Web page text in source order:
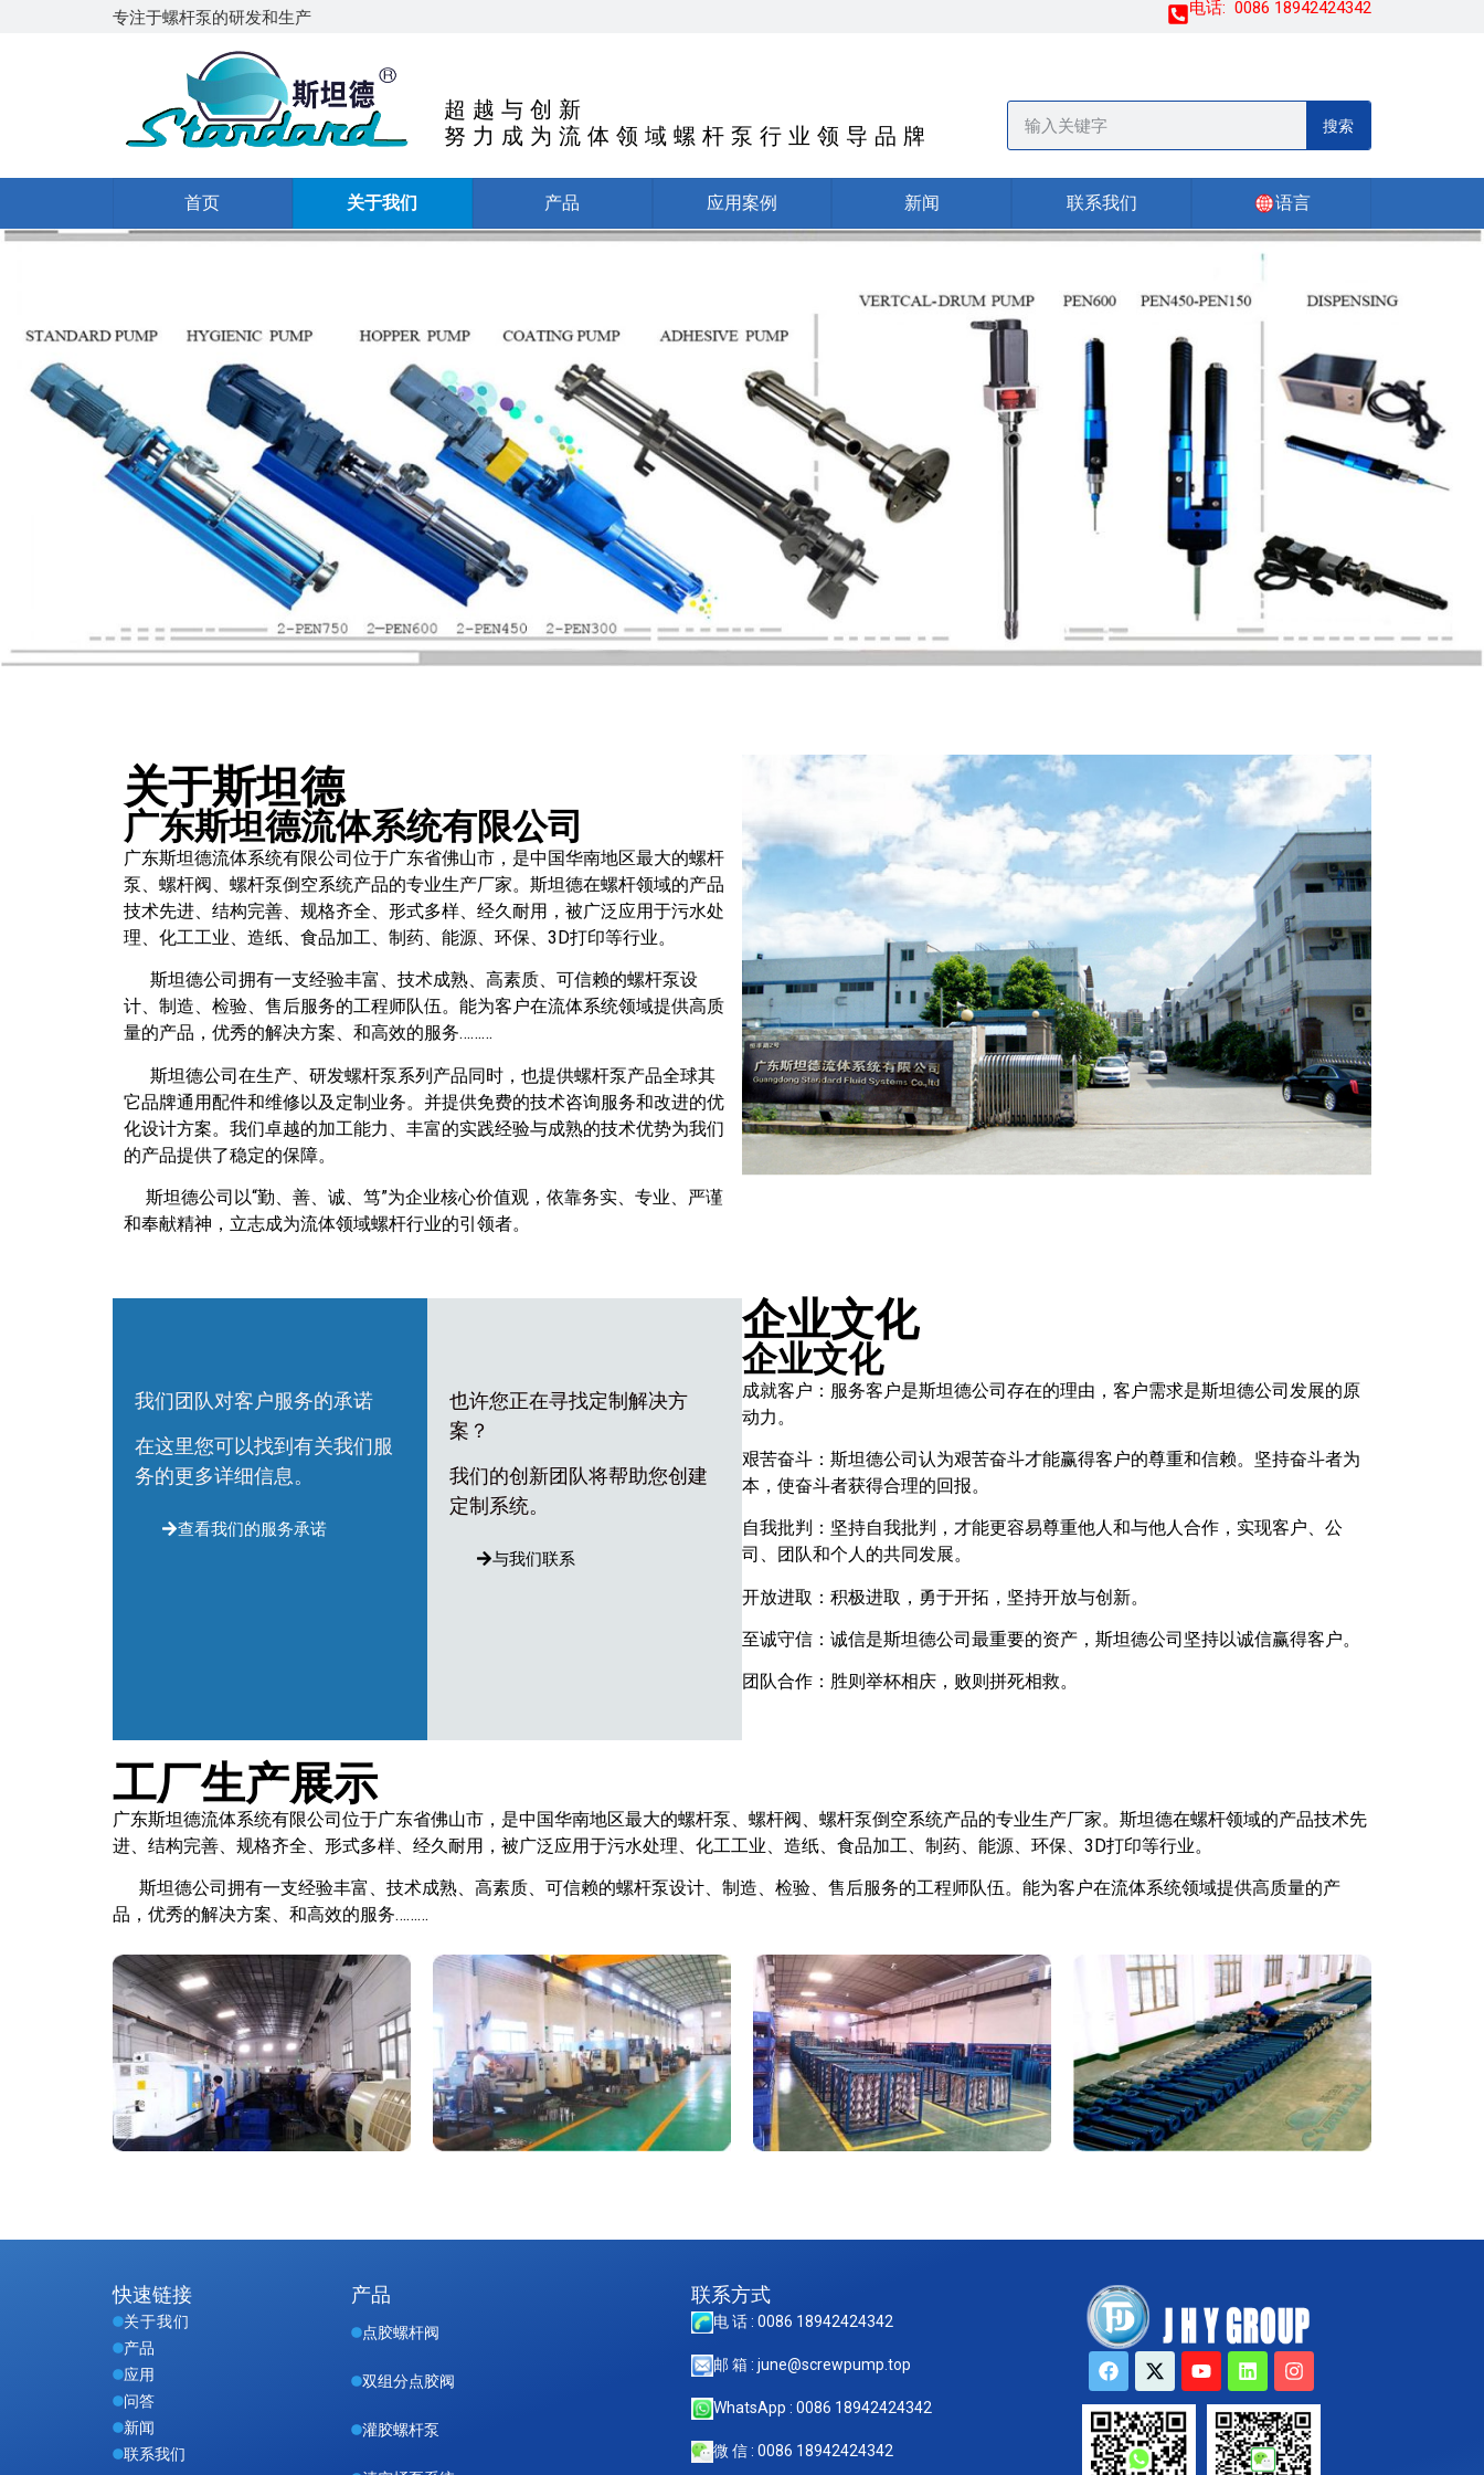
专注于螺杆泵的研发和生产 电话: 0086 18942424342
超 越 与 创 新
努 力 成 为 流 体 领 域 螺 杆 泵 行 业 领 导 品 牌
搜索
首页 关于我们 产品 应用案例 新闻 联系我们 语言
关于斯坦德
广东斯坦德流体系统有限公司
广东斯坦德流体系统有限公司位于广东省佛山市，是中国华南地区最大的螺杆
泵、螺杆阀、螺杆泵倒空系统产品的专业生产厂家。斯坦德在螺杆领域的产品
技术先进、结构完善、规格齐全、形式多样、经久耐用，被广泛应用于污水处
理、化工工业、造纸、食品加工、制药、能源、环保、3D打印等行业。
斯坦德公司拥有一支经验丰富、技术成熟、高素质、可信赖的螺杆泵设
计、制造、检验、售后服务的工程师队伍。能为客户在流体系统领域提供高质
量的产品，优秀的解决方案、和高效的服务………
斯坦德公司在生产、研发螺杆泵系列产品同时，也提供螺杆泵产品全球其
它品牌通用配件和维修以及定制业务。并提供免费的技术咨询服务和改进的优
化设计方案。我们卓越的加工能力、丰富的实践经验与成熟的技术优势为我们
的产品提供了稳定的保障。
斯坦德公司以“勤、善、诚、笃”为企业核心价值观，依靠务实、专业、严谨
和奉献精神，立志成为流体领域螺杆行业的引领者。
我们团队对客户服务的承诺
在这里您可以找到有关我们服
务的更多详细信息。
查看我们的服务承诺
也许您正在寻找定制解决方
案？
我们的创新团队将帮助您创建
定制系统。
与我们联系
企业文化
企业文化
成就客户：服务客户是斯坦德公司存在的理由，客户需求是斯坦德公司发展的原
动力。
艰苦奋斗：斯坦德公司认为艰苦奋斗才能赢得客户的尊重和信赖。坚持奋斗者为
本，使奋斗者获得合理的回报。
自我批判：坚持自我批判，才能更容易尊重他人和与他人合作，实现客户、公
司、团队和个人的共同发展。
开放进取：积极进取，勇于开拓，坚持开放与创新。
至诚守信：诚信是斯坦德公司最重要的资产，斯坦德公司坚持以诚信赢得客户。
团队合作：胜则举杯相庆，败则拼死相救。
工厂生产展示
广东斯坦德流体系统有限公司位于广东省佛山市，是中国华南地区最大的螺杆泵、螺杆阀、螺杆泵倒空系统产品的专业生产厂家。斯坦德在螺杆领域的产品技术先
进、结构完善、规格齐全、形式多样、经久耐用，被广泛应用于污水处理、化工工业、造纸、食品加工、制药、能源、环保、3D打印等行业。
斯坦德公司拥有一支经验丰富、技术成熟、高素质、可信赖的螺杆泵设计、制造、检验、售后服务的工程师队伍。能为客户在流体系统领域提供高质量的产
品，优秀的解决方案、和高效的服务………
快速链接
关于我们
产品
应用
问答
新闻
联系我们
产品
点胶螺杆阀
双组分点胶阀
灌胶螺杆泵
联系方式
电 话 : 0086 18942424342
邮 箱 : june@screwpump.top
WhatsApp : 0086 18942424342
微 信 : 0086 18942424342